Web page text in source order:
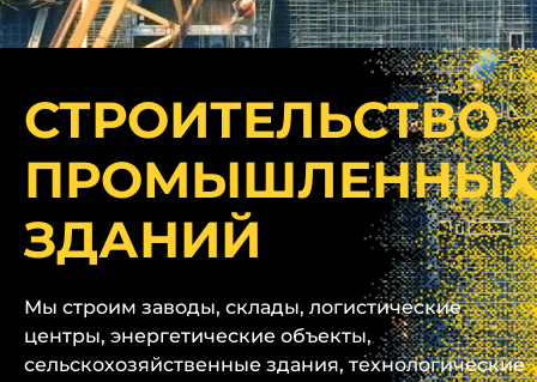
СТРОИТЕЛЬСТВО
КОММЕРЧЕСКИХ
ЗДАНИЙ